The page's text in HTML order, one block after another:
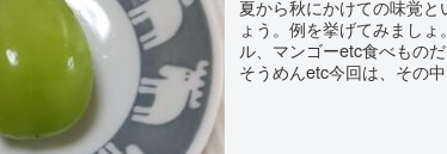
夏から秋にかけての味覚
ょう。例を挙げてみまし
ル、マンゴーetc食べもの
そうめんetc今回は、その